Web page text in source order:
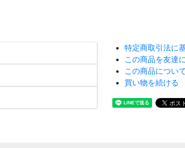
特定商取引法に
この商品を友達
この商品につい
買い物を続ける